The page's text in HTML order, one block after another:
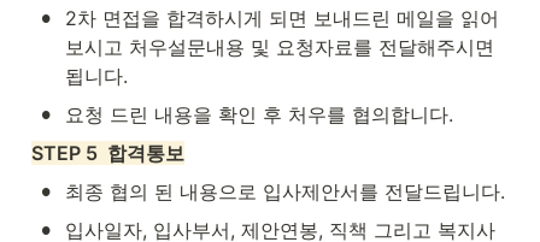
•
2차 면접을 합격하시게 되면 보내드린 메일을 읽어
보시고 처우설문내용 및 요청자료를 전달해주시면
됩니다.
•
요청 드린 내용을 확인 후 처우를 협의합니다.
STEP 5  합격통보
• 최종 협의 된 내용으로 입사제안서를 전달드립니다.
•
입사일자, 입사부서, 제안연봉, 직책 그리고 복지사